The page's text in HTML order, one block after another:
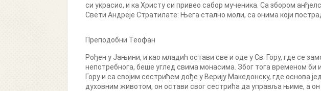
си украсио, и ка Христу си привео сабор мученика. Са збором
Свети Андреје Стратилате: Њега стално моли, са онима који
Преподобни Теофан
Рођен у Јањини, и као младић остави све и оде у Св. Гору, где се
непотребнога, беше углед свима монасима. Због тога временом би
Гору и са својим сестрићем дође у Верију Македонску, где основа
духовним животом, он остави свог сестрића да управља њиме, а